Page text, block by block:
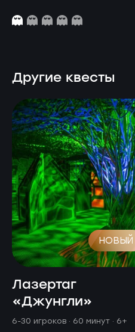
Другие квесты
НОВЫЙ
Лазертаг
«Джунгли»
6-30 игроков · 60 минут · 6+